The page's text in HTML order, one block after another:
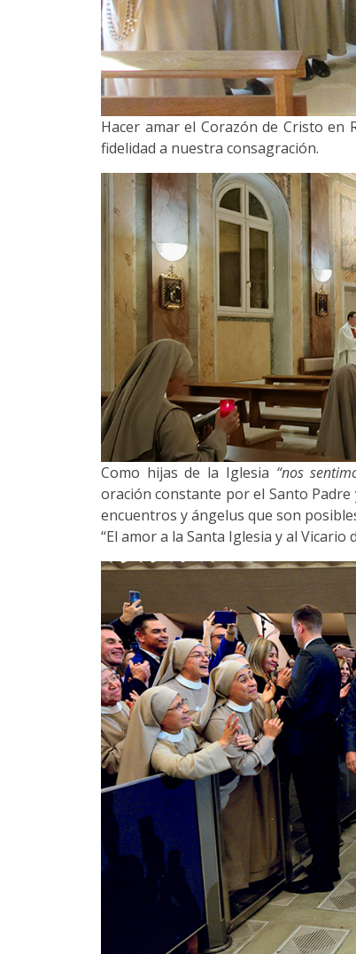
Hacer amar el Corazón de Cristo en
fidelidad a nuestra consagración.
Como hijas de la Iglesia “nos
oración constante por el Santo Padre
encuentros y ángelus que son
“El amor a la Santa Iglesia y al